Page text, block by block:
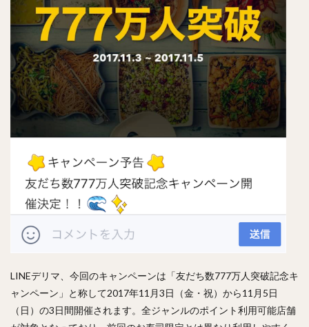
LINEデリマ、今回のキャンペーンは「友だち数777万人突破記念キ
ャンペーン」と称して2017年11月3日（金・祝）から11月5日
（日）の3日間開催されます。全ジャンルのポイント利用可能店舗